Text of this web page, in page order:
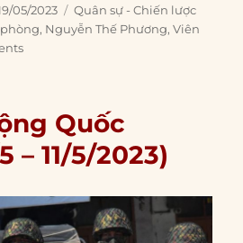
05/2023 Categories
Quân sự - Chiến lược
, Nguyễn Thế Phương,Viên
Quốc
– 11/5/2023)